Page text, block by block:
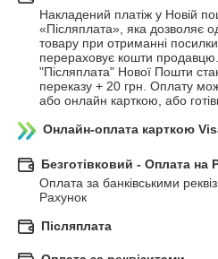
Накладений платіж у Новій
«Післяплата», яка дозволяє
товару при отриманні
перераховує кошти продавцю.
"Післяплата" Нової Пошти
переказу + 20 грн. Оплату
або онлайн карткою, або
Онлайн-оплата карткою
Безготівковий - Оплата на
Оплата за банківськими
Рахунок
Післяплата